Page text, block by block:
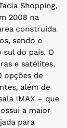
Shopping,
2008 na
construída
sendo o
do país. O
e satélites,
opções de
além de
IMAX – que
a maior
para